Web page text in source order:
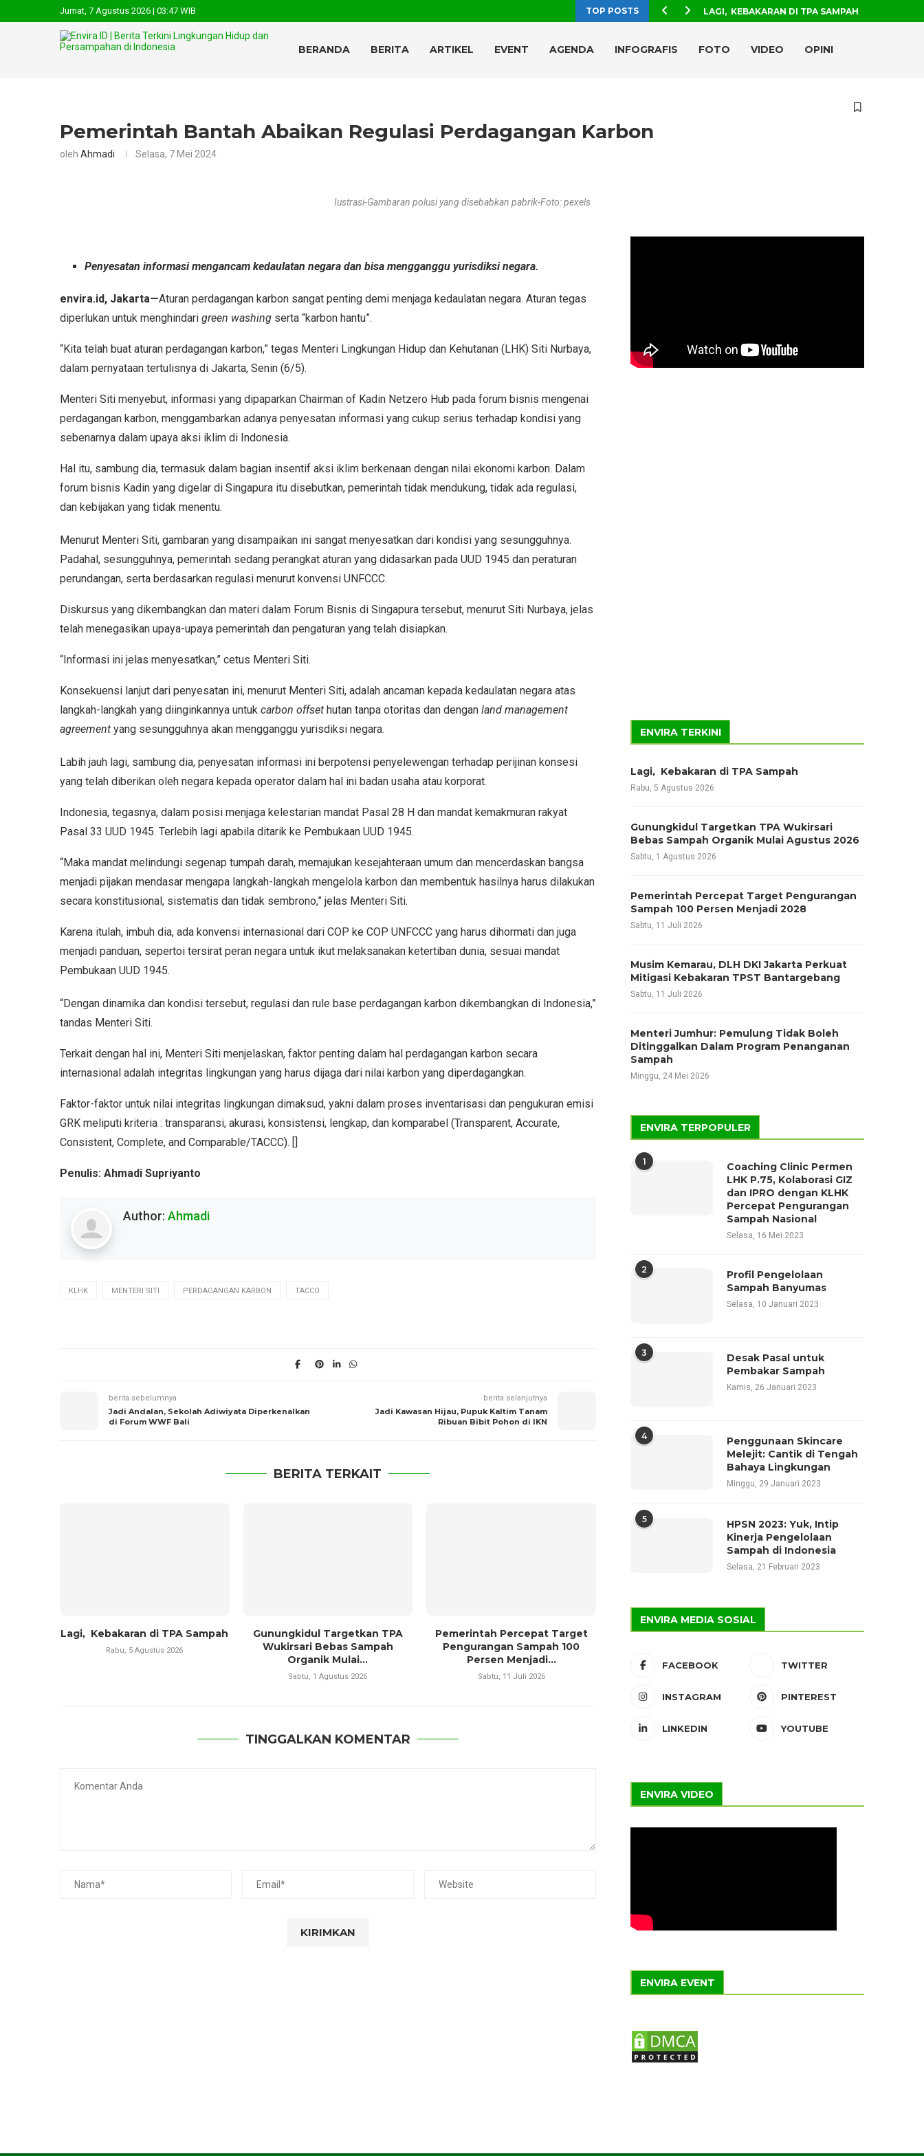
Jumat, 7 Agustus 2026 | 03:47 WIB TOP POSTS LAGI, KEBAKARAN DI TPA SAMPAH
BERANDA BERITA ARTIKEL EVENT AGENDA INFOGRAFIS FOTO VIDEO OPINI
Pemerintah Bantah Abaikan Regulasi Perdagangan Karbon
oleh Ahmadi Selasa, 7 Mei 2024
Iustrasi-Gambaran polusi yang disebabkan pabrik-Foto: pexels
Penyesatan informasi mengancam kedaulatan negara dan bisa mengganggu yurisdiksi negara.
envira.id, Jakarta—Aturan perdagangan karbon sangat penting demi menjaga kedaulatan negara. Aturan tegas
diperlukan untuk menghindari green washing serta “karbon hantu”.
“Kita telah buat aturan perdagangan karbon,” tegas Menteri Lingkungan Hidup dan Kehutanan (LHK) Siti Nurbaya,
dalam pernyataan tertulisnya di Jakarta, Senin (6/5).
Menteri Siti menyebut, informasi yang dipaparkan Chairman of Kadin Netzero Hub pada forum bisnis mengenai
perdagangan karbon, menggambarkan adanya penyesatan informasi yang cukup serius terhadap kondisi yang
sebenarnya dalam upaya aksi iklim di Indonesia.
Hal itu, sambung dia, termasuk dalam bagian insentif aksi iklim berkenaan dengan nilai ekonomi karbon. Dalam
forum bisnis Kadin yang digelar di Singapura itu disebutkan, pemerintah tidak mendukung, tidak ada regulasi,
dan kebijakan yang tidak menentu.
Menurut Menteri Siti, gambaran yang disampaikan ini sangat menyesatkan dari kondisi yang sesungguhnya.
Padahal, sesungguhnya, pemerintah sedang perangkat aturan yang didasarkan pada UUD 1945 dan peraturan
perundangan, serta berdasarkan regulasi menurut konvensi UNFCCC.
Diskursus yang dikembangkan dan materi dalam Forum Bisnis di Singapura tersebut, menurut Siti Nurbaya, jelas
telah menegasikan upaya-upaya pemerintah dan pengaturan yang telah disiapkan.
“Informasi ini jelas menyesatkan,” cetus Menteri Siti.
Konsekuensi lanjut dari penyesatan ini, menurut Menteri Siti, adalah ancaman kepada kedaulatan negara atas
langkah-langkah yang diinginkannya untuk carbon offset hutan tanpa otoritas dan dengan land management
agreement yang sesungguhnya akan mengganggu yurisdiksi negara.
Labih jauh lagi, sambung dia, penyesatan informasi ini berpotensi penyelewengan terhadap perijinan konsesi
yang telah diberikan oleh negara kepada operator dalam hal ini badan usaha atau korporat.
Indonesia, tegasnya, dalam posisi menjaga kelestarian mandat Pasal 28 H dan mandat kemakmuran rakyat
Pasal 33 UUD 1945. Terlebih lagi apabila ditarik ke Pembukaan UUD 1945.
“Maka mandat melindungi segenap tumpah darah, memajukan kesejahteraan umum dan mencerdaskan bangsa
menjadi pijakan mendasar mengapa langkah-langkah mengelola karbon dan membentuk hasilnya harus dilakukan
secara konstitusional, sistematis dan tidak sembrono,” jelas Menteri Siti.
Karena itulah, imbuh dia, ada konvensi internasional dari COP ke COP UNFCCC yang harus dihormati dan juga
menjadi panduan, sepertoi tersirat peran negara untuk ikut melaksanakan ketertiban dunia, sesuai mandat
Pembukaan UUD 1945.
“Dengan dinamika dan kondisi tersebut, regulasi dan rule base perdagangan karbon dikembangkan di Indonesia,”
tandas Menteri Siti.
Terkait dengan hal ini, Menteri Siti menjelaskan, faktor penting dalam hal perdagangan karbon secara
internasional adalah integritas lingkungan yang harus dijaga dari nilai karbon yang diperdagangkan.
Faktor-faktor untuk nilai integritas lingkungan dimaksud, yakni dalam proses inventarisasi dan pengukuran emisi
GRK meliputi kriteria : transparansi, akurasi, konsistensi, lengkap, dan komparabel (Transparent, Accurate,
Consistent, Complete, and Comparable/TACCC). []
Penulis: Ahmadi Supriyanto
Author: Ahmadi
KLHK MENTERI SITI PERDAGANGAN KARBON TACCO
berita sebelumnya
Jadi Andalan, Sekolah Adiwiyata Diperkenalkan
di Forum WWF Bali
berita selanjutnya
Jadi Kawasan Hijau, Pupuk Kaltim Tanam
Ribuan Bibit Pohon di IKN
BERITA TERKAIT
Lagi, Kebakaran di TPA Sampah
Rabu, 5 Agustus 2026
Gunungkidul Targetkan TPA
Wukirsari Bebas Sampah
Organik Mulai...
Sabtu, 1 Agustus 2026
Pemerintah Percepat Target
Pengurangan Sampah 100
Persen Menjadi...
Sabtu, 11 Juli 2026
TINGGALKAN KOMENTAR
ENVIRA TERKINI
Lagi, Kebakaran di TPA Sampah
Rabu, 5 Agustus 2026
Gunungkidul Targetkan TPA Wukirsari
Bebas Sampah Organik Mulai Agustus 2026
Sabtu, 1 Agustus 2026
Pemerintah Percepat Target Pengurangan
Sampah 100 Persen Menjadi 2028
Sabtu, 11 Juli 2026
Musim Kemarau, DLH DKI Jakarta Perkuat
Mitigasi Kebakaran TPST Bantargebang
Sabtu, 11 Juli 2026
Menteri Jumhur: Pemulung Tidak Boleh
Ditinggalkan Dalam Program Penanganan
Sampah
Minggu, 24 Mei 2026
ENVIRA TERPOPULER
1
Coaching Clinic Permen
LHK P.75, Kolaborasi GIZ
dan IPRO dengan KLHK
Percepat Pengurangan
Sampah Nasional
Selasa, 16 Mei 2023
2
Profil Pengelolaan
Sampah Banyumas
Selasa, 10 Januari 2023
3
Desak Pasal untuk
Pembakar Sampah
Kamis, 26 Januari 2023
4
Penggunaan Skincare
Melejit: Cantik di Tengah
Bahaya Lingkungan
Minggu, 29 Januari 2023
5
HPSN 2023: Yuk, Intip
Kinerja Pengelolaan
Sampah di Indonesia
Selasa, 21 Februari 2023
ENVIRA MEDIA SOSIAL
FACEBOOK TWITTER
INSTAGRAM PINTEREST
LINKEDIN YOUTUBE
ENVIRA VIDEO
ENVIRA EVENT